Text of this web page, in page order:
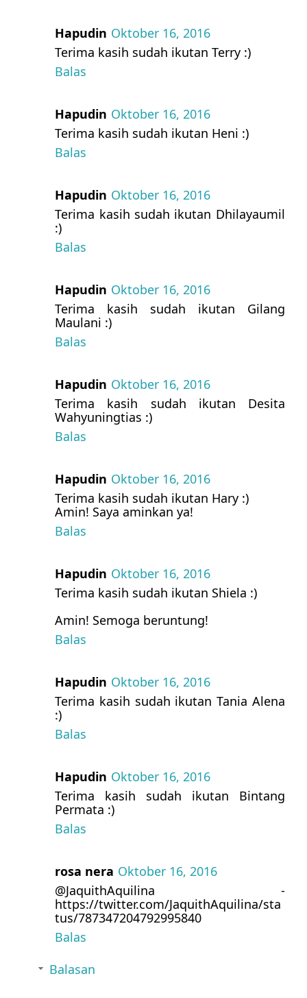
Hapudin Oktober 16, 2016
Terima kasih sudah ikutan Terry :)
Balas
Hapudin Oktober 16, 2016
Terima kasih sudah ikutan Heni :)
Balas
Hapudin Oktober 16, 2016
Terima kasih sudah ikutan Dhilayaumil
:)
Balas
Hapudin Oktober 16, 2016
Terima kasih sudah ikutan Gilang
Maulani :)
Balas
Hapudin Oktober 16, 2016
Terima kasih sudah ikutan Desita
Wahyuningtias :)
Balas
Hapudin Oktober 16, 2016
Terima kasih sudah ikutan Hary :)
Amin! Saya aminkan ya!
Balas
Hapudin Oktober 16, 2016
Terima kasih sudah ikutan Shiela :)
Amin! Semoga beruntung!
Balas
Hapudin Oktober 16, 2016
Terima kasih sudah ikutan Tania Alena
:)
Balas
Hapudin Oktober 16, 2016
Terima kasih sudah ikutan Bintang
Permata :)
Balas
rosa nera Oktober 16, 2016
@JaquithAquilina -
https://twitter.com/JaquithAquilina/sta
tus/787347204792995840
Balas
Balasan